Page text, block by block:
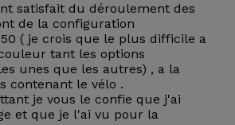
satisfait du déroulement des
de la configuration
( je crois que le plus difficile a
tant les options
unes que les autres) , a la
contenant le vélo .
je vous le confie que j'ai
et que je l'ai vu pour la